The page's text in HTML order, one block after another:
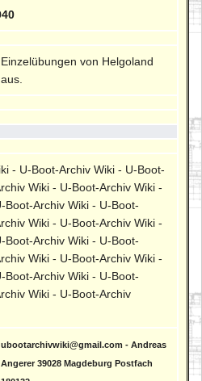
Einzelübungen von Helgoland
aus.
- U-Boot-Archiv Wiki - U-Boot-
Wiki - U-Boot-Archiv Wiki -
Boot-Archiv Wiki - U-Boot-
Wiki - U-Boot-Archiv Wiki -
Boot-Archiv Wiki - U-Boot-
Wiki - U-Boot-Archiv Wiki -
Boot-Archiv Wiki - U-Boot-
Wiki - U-Boot-Archiv
ubootarchivwiki@gmail.com - Andreas
Angerer 39028 Magdeburg Postfach